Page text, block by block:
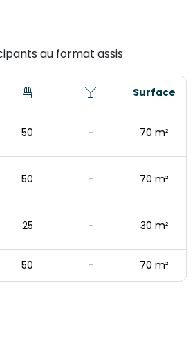
au format assis
Surface
50 - 70 m²
50 - 70 m²
25 - 30 m²
50 - 70 m²